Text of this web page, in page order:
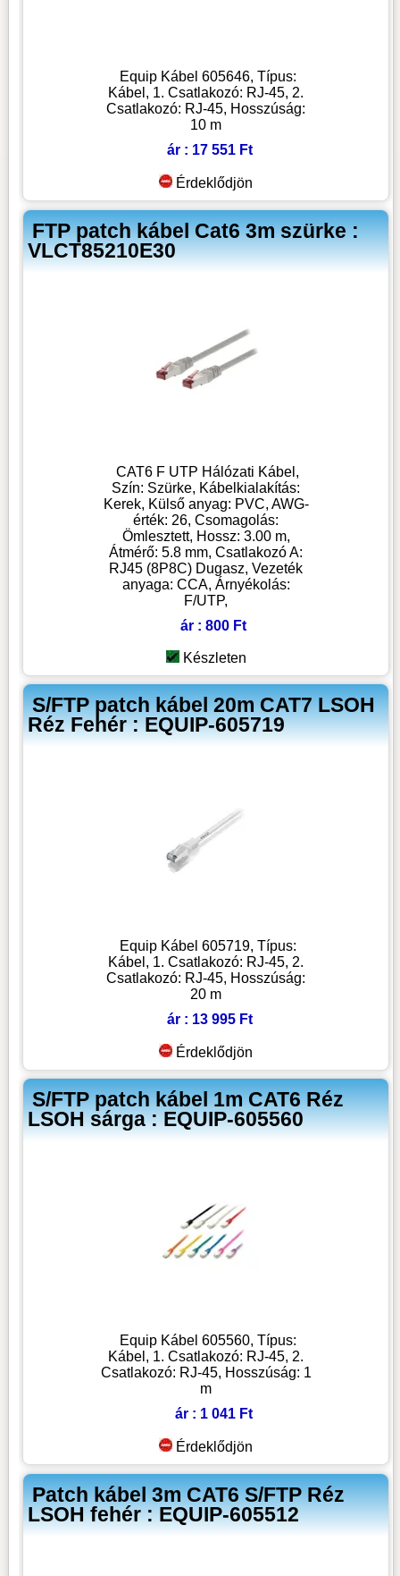
Equip Kábel 605646, Típus:
Kábel, 1. Csatlakozó: RJ-45, 2.
Csatlakozó: RJ-45, Hosszúság:
10 m
ár : 17 551 Ft
Érdeklődjön
FTP patch kábel Cat6 3m szürke :
VLCT85210E30
CAT6 F UTP Hálózati Kábel,
Szín: Szürke, Kábelkialakítás:
Kerek, Külső anyag: PVC, AWG-
érték: 26, Csomagolás:
Ömlesztett, Hossz: 3.00 m,
Átmérő: 5.8 mm, Csatlakozó A:
RJ45 (8P8C) Dugasz, Vezeték
anyaga: CCA, Árnyékolás:
F/UTP,
ár : 800 Ft
Készleten
S/FTP patch kábel 20m CAT7 LSOH
Réz Fehér : EQUIP-605719
Equip Kábel 605719, Típus:
Kábel, 1. Csatlakozó: RJ-45, 2.
Csatlakozó: RJ-45, Hosszúság:
20 m
ár : 13 995 Ft
Érdeklődjön
S/FTP patch kábel 1m CAT6 Réz
LSOH sárga : EQUIP-605560
Equip Kábel 605560, Típus:
Kábel, 1. Csatlakozó: RJ-45, 2.
Csatlakozó: RJ-45, Hosszúság: 1
m
ár : 1 041 Ft
Érdeklődjön
Patch kábel 3m CAT6 S/FTP Réz
LSOH fehér : EQUIP-605512